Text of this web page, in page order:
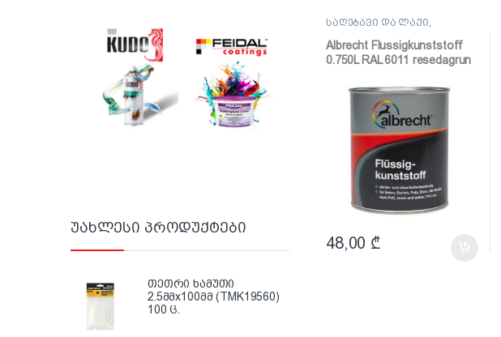
საღებავი და ლაქი,
Albrecht Flussigkunststoff
0.750L RAL 6011 resedagrun
ზეთოვანი საღებავი)
48,00 ₾
უახლესი პროდუქტები
თეთრი ხამუთი
2.5მმx100მმ (TMK19560)
100 ც.